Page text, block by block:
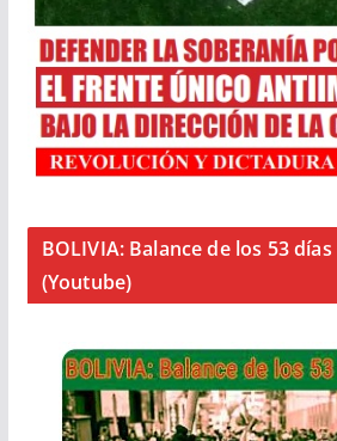
BOLIVIA: Balance de los 53
(Youtube)